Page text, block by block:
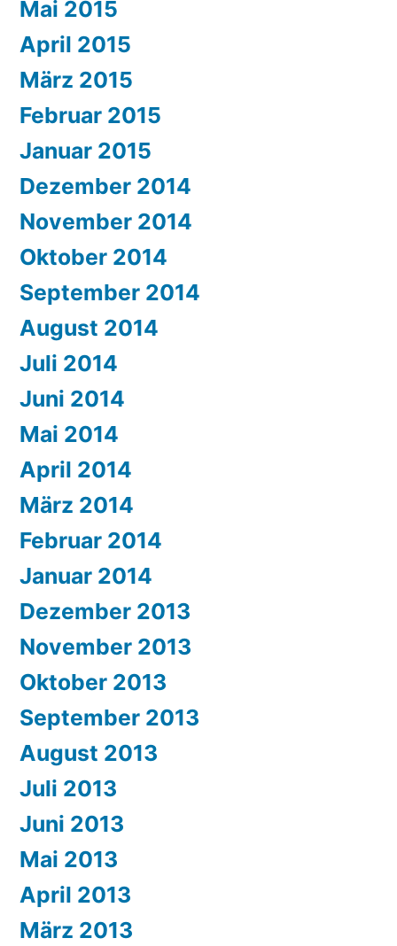
Mai 2015
April 2015
März 2015
Februar 2015
Januar 2015
Dezember 2014
November 2014
Oktober 2014
September 2014
August 2014
Juli 2014
Juni 2014
Mai 2014
April 2014
März 2014
Februar 2014
Januar 2014
Dezember 2013
November 2013
Oktober 2013
September 2013
August 2013
Juli 2013
Juni 2013
Mai 2013
April 2013
März 2013